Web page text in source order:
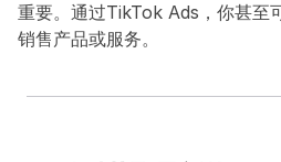
重要。通过TikTok Ads，你甚至
销售产品或服务。